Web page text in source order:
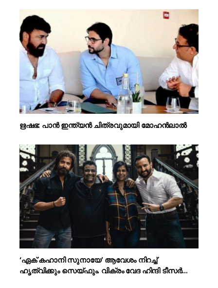
ഋഷഭ: പാൻ ഇന്ത്യൻ ചിത്രവുമായി മോഹൻലാൽ
‘ഏക് കഹാനി സുനായേ’ ആവേശം നിറച്ച്
ഹൃത്വിക്കും സെയ്ഫും. വിക്രം വേദ ഹിന്ദി ടീസർ…